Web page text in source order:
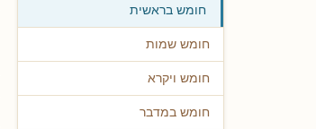
חומש בראשית
חומש שמות
חומש ויקרא
חומש במדבר